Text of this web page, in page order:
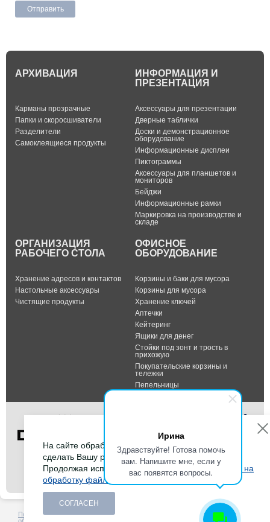
Ирина
Здравствуйте! Готова помочь
вам. Напишите мне, если у
вас появятся вопросы.
АРХИВАЦИЯ
Карманы прозрачные
Папки и скоросшиватели
Разделители
Самоклеящиеся продукты
ИНФОРМАЦИЯ И
ПРЕЗЕНТАЦИЯ
Аксессуары для презентации
Дверные таблички
Доски и демонстрационное
оборудование
Информационные дисплеи
Пиктограммы
Аксессуары для планшетов и
мониторов
Бейджи
Информационные рамки
Маркировка на производстве и
складе
ОРГАНИЗАЦИЯ
РАБОЧЕГО СТОЛА
Хранение адресов и контактов
Настольные аксессуары
Чистящие продукты
ОФИСНОЕ
ОБОРУДОВАНИЕ
Корзины и баки для мусора
Корзины для мусора
Хранение ключей
Аптечки
Кейтеринг
Ящики для денег
Стойки под зонт и трость в
прихожую
Покупательские корзины и
тележки
Пепельницы
Тел.: +7 (495) 232-07-42
Факс: +7 (495) 232-07-42
E-mail:info@durable-shop.ru
Политика в отношении
Создание сайта - HCube
На сайте обрабатываются файлы cookies, чтобы
сделать Вашу работу максимально удобной.
Продолжая использовать сайт, Вы даете
согласие на
обработку файлов cookies
СОГЛАСЕН